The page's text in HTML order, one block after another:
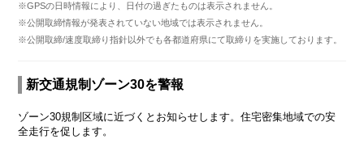
※GPSの日時情報により、日付の過ぎたものは表示されません。
※公開取締情報が発表されていない地域では表示されません。
※公開取締/速度取締り指針以外でも各都道府県にて取締りを実施しております。
新交通規制ゾーン30を警報
ゾーン30規制区域に近づくとお知らせします。住宅密集地域での安
全走行を促します。